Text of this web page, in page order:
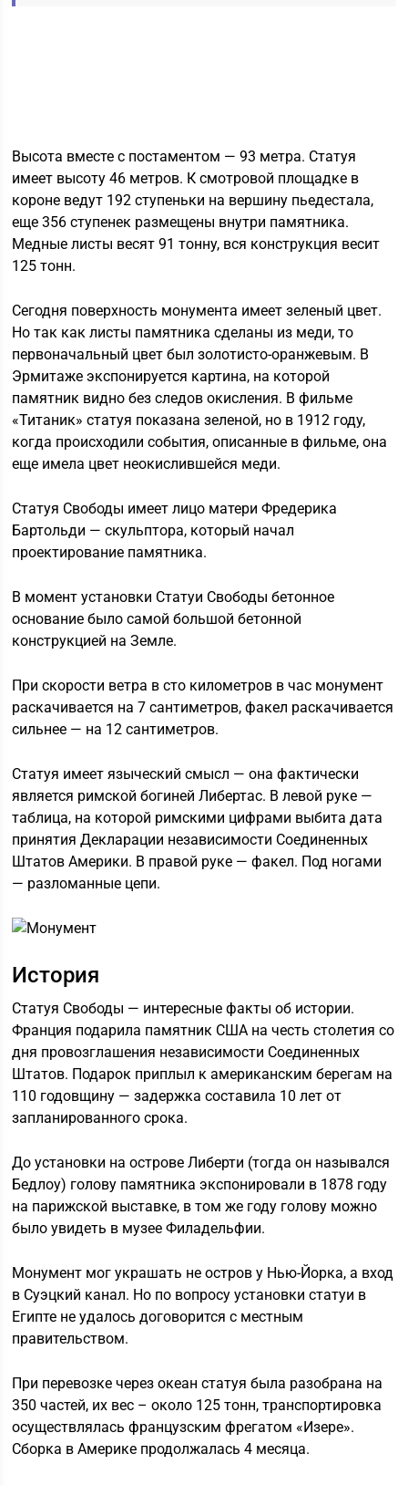
Высота вместе с постаментом — 93 метра. Статуя
имеет высоту 46 метров. К смотровой площадке в
короне ведут 192 ступеньки на вершину пьедестала,
еще 356 ступенек размещены внутри памятника.
Медные листы весят 91 тонну, вся конструкция весит
125 тонн.
Сегодня поверхность монумента имеет зеленый цвет.
Но так как листы памятника сделаны из меди, то
первоначальный цвет был золотисто-оранжевым. В
Эрмитаже экспонируется картина, на которой
памятник видно без следов окисления. В фильме
«Титаник» статуя показана зеленой, но в 1912 году,
когда происходили события, описанные в фильме, она
еще имела цвет неокислившейся меди.
Статуя Свободы имеет лицо матери Фредерика
Бартольди — скульптора, который начал
проектирование памятника.
В момент установки Статуи Свободы бетонное
основание было самой большой бетонной
конструкцией на Земле.
При скорости ветра в сто километров в час монумент
раскачивается на 7 сантиметров, факел раскачивается
сильнее — на 12 сантиметров.
Статуя имеет языческий смысл — она фактически
является римской богиней Либертас. В левой руке —
таблица, на которой римскими цифрами выбита дата
принятия Декларации независимости Соединенных
Штатов Америки. В правой руке — факел. Под ногами
— разломанные цепи.
История
Статуя Свободы — интересные факты об истории.
Франция подарила памятник США на честь столетия со
дня провозглашения независимости Соединенных
Штатов. Подарок приплыл к американским берегам на
110 годовщину — задержка составила 10 лет от
запланированного срока.
До установки на острове Либерти (тогда он назывался
Бедлоу) голову памятника экспонировали в 1878 году
на парижской выставке, в том же году голову можно
было увидеть в музее Филадельфии.
Монумент мог украшать не остров у Нью-Йорка, а вход
в Суэцкий канал. Но по вопросу установки статуи в
Египте не удалось договорится с местным
правительством.
При перевозке через океан статуя была разобрана на
350 частей, их вес – около 125 тонн, транспортировка
осуществлялась французским фрегатом «Изере».
Сборка в Америке продолжалась 4 месяца.